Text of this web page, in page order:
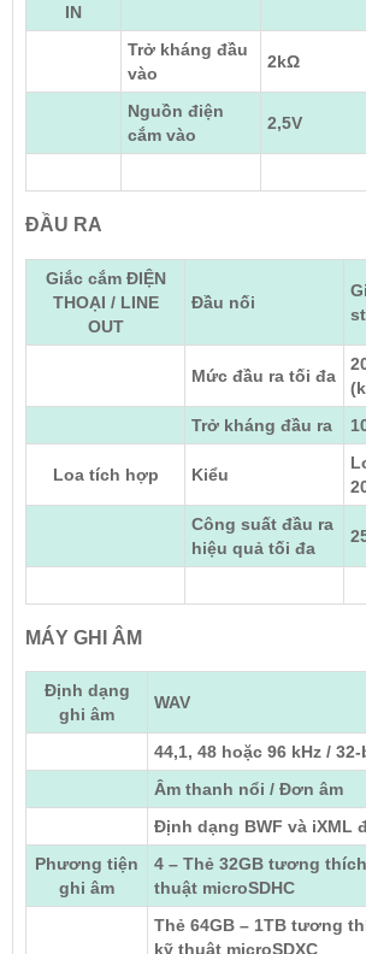
IN
Trở kháng đầu
vào
2kΩ
Nguồn điện
cắm vào
2,5V
ĐẦU RA
Giắc cắm ĐIỆN
THOẠI / LINE
OUT
Đầu nối
Mức đầu ra tối đa
Trở kháng đầu ra
Loa tích hợp Kiểu
Công suất đầu ra
hiệu quả tối đa
MÁY GHI ÂM
Định dạng
ghi âm
WAV
44,1, 48 hoặc 96 kHz /
Âm thanh nổi / Đơn âm
Định dạng BWF và iXML
Phương tiện
ghi âm
4 – Thẻ 32GB tương
thuật microSDHC
Thẻ 64GB – 1TB tương
kỹ thuật microSDXC